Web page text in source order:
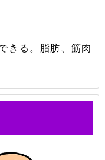
きる。脂肪、筋肉